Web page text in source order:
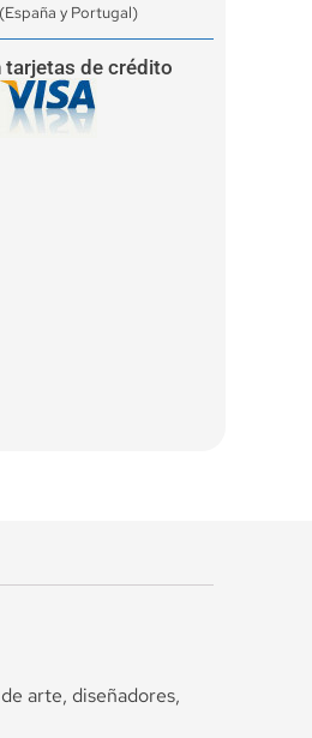
y Portugal)
tarjetas de crédito
arte, diseñadores,